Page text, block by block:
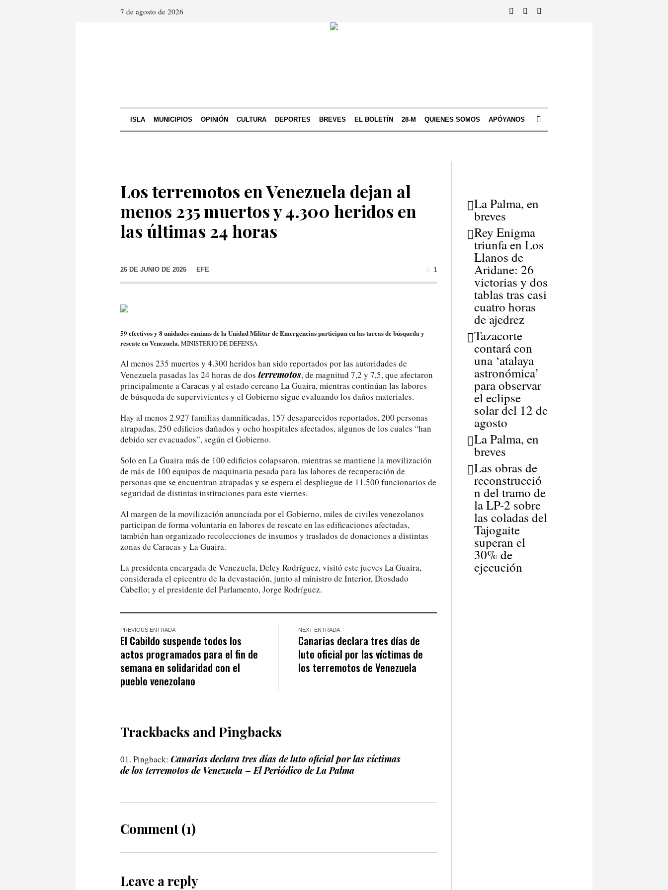
7 de agosto de 2026
ISLA MUNICIPIOS OPINIÓN CULTURA DEPORTES BREVES EL BOLETÍN 28-M QUIENES SOMOS APÓYANOS
Los terremotos en Venezuela dejan al
menos 235 muertos y 4.300 heridos en
las últimas 24 horas
26 DE JUNIO DE 2026 EFE 1
59 efectivos y 8 unidades caninas de la Unidad Militar de Emergencias participan en las tareas de búsqueda y
rescate en Venezuela.MINISTERIO DE DEFENSA
Al menos 235 muertos y 4.300 heridos han sido reportados por las autoridades de
Venezuela pasadas las 24 horas de dos terremotos, de magnitud 7,2 y 7,5, que afectaron
principalmente a Caracas y al estado cercano La Guaira, mientras continúan las labores
de búsqueda de supervivientes y el Gobierno sigue evaluando los daños materiales.
Hay al menos 2.927 familias damnificadas, 157 desaparecidos reportados, 200 personas
atrapadas, 250 edificios dañados y ocho hospitales afectados, algunos de los cuales “han
debido ser evacuados”, según el Gobierno.
Solo en La Guaira más de 100 edificios colapsaron, mientras se mantiene la movilización
de más de 100 equipos de maquinaria pesada para las labores de recuperación de
personas que se encuentran atrapadas y se espera el despliegue de 11.500 funcionarios de
seguridad de distintas instituciones para este viernes.
Al margen de la movilización anunciada por el Gobierno, miles de civiles venezolanos
participan de forma voluntaria en labores de rescate en las edificaciones afectadas,
también han organizado recolecciones de insumos y traslados de donaciones a distintas
zonas de Caracas y La Guaira.
La presidenta encargada de Venezuela, Delcy Rodríguez, visitó este jueves La Guaira,
considerada el epicentro de la devastación, junto al ministro de Interior, Diosdado
Cabello; y el presidente del Parlamento, Jorge Rodríguez.
PREVIOUS ENTRADA
El Cabildo suspende todos los
actos programados para el fin de
semana en solidaridad con el
pueblo venezolano
NEXT ENTRADA
Canarias declara tres días de
luto oficial por las víctimas de
los terremotos de Venezuela
Trackbacks and Pingbacks
Pingback: Canarias declara tres días de luto oficial por las víctimas
de los terremotos de Venezuela – El Periódico de La Palma
Comment (1)
Leave a reply
La Palma, en
breves
Rey Enigma
triunfa en Los
Llanos de
Aridane: 26
victorias y dos
tablas tras casi
cuatro horas
de ajedrez
Tazacorte
contará con
una ‘atalaya
astronómica’
para observar
el eclipse
solar del 12 de
agosto
La Palma, en
breves
Las obras de
reconstrucció
n del tramo de
la LP-2 sobre
las coladas del
Tajogaite
superan el
30% de
ejecución